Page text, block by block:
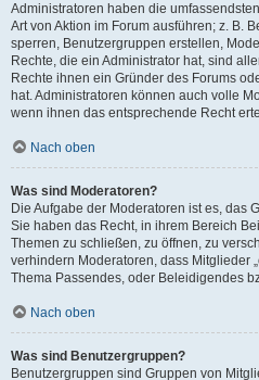
Administratoren haben die
Art von Aktion im Forum ausführen; z. B.
sperren, Benutzergruppen erstellen,
Rechte, die ein Administrator hat, sind
Rechte ihnen ein Gründer des Forums
hat. Administratoren können auch volle
wenn ihnen das entsprechende Recht
Nach oben
Was sind Moderatoren?
Die Aufgabe der Moderatoren ist es, das
Sie haben das Recht, in ihrem Bereich
Themen zu schließen, zu öffnen, zu
verhindern Moderatoren, dass Mitglieder
Thema Passendes, oder Beleidigendes
Nach oben
Was sind Benutzergruppen?
Benutzergruppen sind Gruppen von